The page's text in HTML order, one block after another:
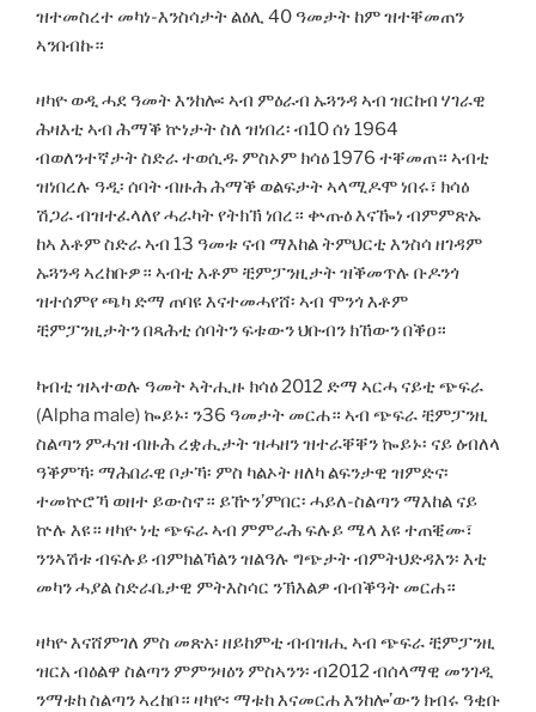
ዝተመስረተ መካነ-እንስሳታት ልዕሊ 40 ዓመታት ከም ዝተቐመጠን
ኣንበብኩ።
ዛካዮ ወዲ ሓደ ዓመት እንከሎ፡ ኣብ ምዕራብ ኡጓንዳ ኣብ ዝርከብ ሃገራዊ
ሕዛእቲ ኣብ ሕማቕ ኵነታት ስለ ዝነበረ፡ ብ10 ሰነ 1964
ብወለንተኛታት ስድራ ተወሲዱ ምስኦም ክሳዕ 1976 ተቐመጠ። ኣብቲ
ዝነበረሉ ዓዲ፡ ሰባት ብዙሕ ሕማቕ ወልፍታት ኣላሚዶሞ ነበሩ፣ ክሳዕ
ሽጋራ ብዝተፈላለየ ሓራካት የትክኽ ነበረ። ቍጡዕ እናዀነ ብምምጽኡ
ከኣ እቶም ስድራ ኣብ 13 ዓመቱ ናብ ማእከል ትምህርቲ እንስሳ ዘገዳም
ኡጓንዳ ኣረከቡዎ። ኣብቲ እቶም ቺምፓንዚታት ዝቕመጥሉ ቡዶንጎ
ዝተሰምየ ጫካ ድማ ጠባዩ እናተመሓየሸ፡ ኣብ ሞንጎ እቶም
ቺምፓንዚታትን በጻሕቲ ሰባትን ፍቱውን ህቡብን ክኸውን በቕዐ።
ካብቲ ዝኣተወሉ ዓመት ኣትሒዙ ክሳዕ 2012 ድማ ኣርሓ ናይቲ ጭፍራ
(Alpha male) ኰይኑ፡ ን36 ዓመታት መርሐ። ኣብ ጭፍራ ቺምፓንዚ
ስልጣን ምሓዝ ብዙሕ ረቋሒታት ዝሓዘን ዝተራቐቐን ኰይኑ፡ ናይ ዕብለላ
ዓቕምኻ፡ ማሕበራዊ ቦታኻ፡ ምስ ካልኦት ዘለካ ልፍንታዊ ዝምድና፡
ተመኵሮኻ ወዘተ ይውስኖ። ይዅን’ምበር፡ ሓይለ-ስልጣን ማእከል ናይ
ኵሉ እዩ። ዛካዮ ነቲ ጭፍራ ኣብ ምምራሕ ፍሉይ ሜላ እዩ ተጠቒሙ፣
ንንኣሽቱ ብፍሉይ ብምክልኻልን ዝልዓሉ ግጭታት ብምትህድዳእን፡ እቲ
መካን ሓያል ስድራቤታዊ ምትእስሳር ንኽእልዎ ብብቕዓት መርሐ።
ዛካዮ እናሸምገለ ምስ መጽአ፡ ዘይከምቲ ብብዝሒ ኣብ ጭፍራ ቺምፓንዚ
ዝርአ ብዕልዋ ስልጣን ምምንዛዕን ምስኣንን፡ ብ2012 ብሰላማዊ መንገዲ
ንማቱከ ስልጣን ኣረከቦ። ዛካዮ፡ ማቱከ እናመርሐ እንከሎ’ውን ክብሩ ዓቂቡ